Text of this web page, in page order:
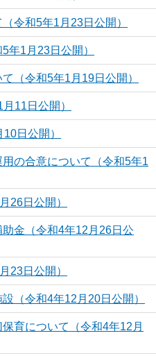
令和5年1月23日公開）
年1月23日公開）
（令和5年1月19日公開）
11日公開）
日公開）
の合意について（令和5年1
26日公開）
金（令和4年12月26日公
23日公開）
（令和4年12月20日公開）
育について（令和4年12月